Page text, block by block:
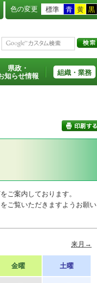
色の変更 標準 青 黄 黒
県政・
知らせ情報
組織・業務
ご案内しております。
ご覧いただきますようお願い
来月→
金曜 土曜